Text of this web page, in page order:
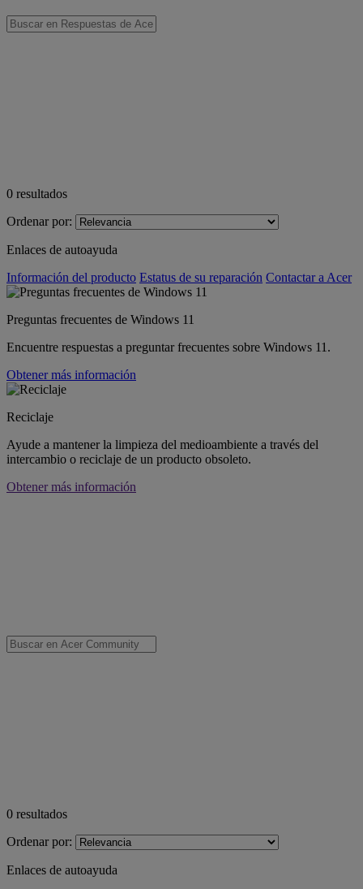
0 resultados
Ordenar por:
Enlaces de autoayuda
Información del producto Estatus de su reparación Contactar a Acer
Preguntas frecuentes de Windows 11
Encuentre respuestas a preguntar frecuentes sobre Windows 11.
Obtener más información
Reciclaje
Ayude a mantener la limpieza del medioambiente a través del
intercambio o reciclaje de un producto obsoleto.
Obtener más información
0 resultados
Ordenar por:
Enlaces de autoayuda